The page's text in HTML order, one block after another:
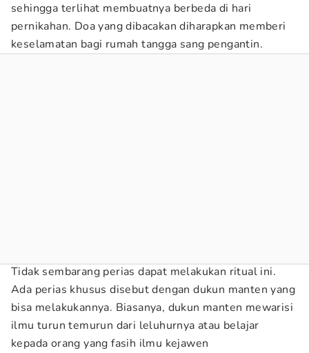
sehingga terlihat membuatnya berbeda di hari
pernikahan. Doa yang dibacakan diharapkan memberi
keselamatan bagi rumah tangga sang pengantin.
Tidak sembarang perias dapat melakukan ritual ini.
Ada perias khusus disebut dengan dukun manten yang
bisa melakukannya. Biasanya, dukun manten mewarisi
ilmu turun temurun dari leluhurnya atau belajar
kepada orang yang fasih ilmu kejawen